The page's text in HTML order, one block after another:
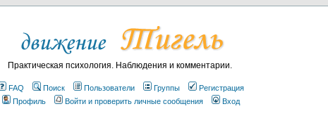
Практическая психология. Наблюдения и комментарии.
FAQ Поиск Пользователи Группы
Регистрация
Профиль
Войти и проверить личные сообщения Вход